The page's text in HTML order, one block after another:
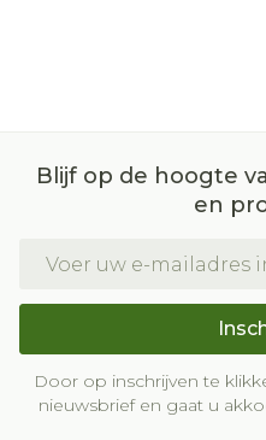
Blijf op de hoogte
en
Door op inschrijven te
nieuwsbrief en gaat u